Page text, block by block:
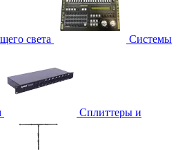
света Системы
Сплиттеры и